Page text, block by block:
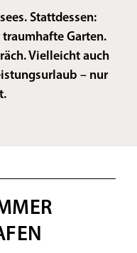
Stattdessen:
Garten.
Vielleicht auch
– nur